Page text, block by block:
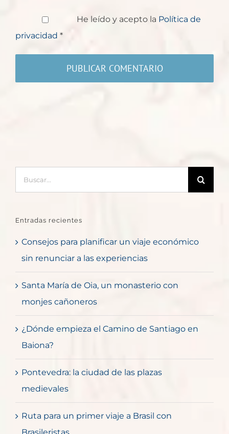
He leído y acepto la Política de
privacidad *
Entradas recientes
Consejos para planificar un viaje económico
sin renunciar a las experiencias
Santa María de Oia, un monasterio con
monjes cañoneros
¿Dónde empieza el Camino de Santiago en
Baiona?
Pontevedra: la ciudad de las plazas
medievales
Ruta para un primer viaje a Brasil con